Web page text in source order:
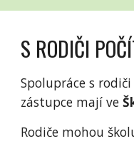
S RODIČI
Spolupráce s
zástupce mají ve
Rodiče mohou